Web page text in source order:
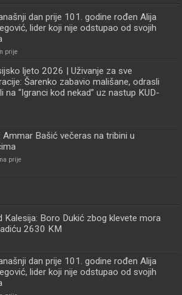
dan prije 101. godine rođen Alija
lider koji nije odstupao od svojih
prije
ljeto 2026 | Uživanje za sve
Šarenko zabavio mališane, odrasli
na “Igranci kod nekad” uz nastup KUD-
Ammar Bašić večeras na tribini u
prije
Kalesija: Boro Dukić zbog klevete mora
2630 KM
dan prije 101. godine rođen Alija
lider koji nije odstupao od svojih